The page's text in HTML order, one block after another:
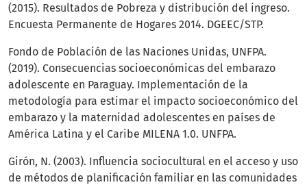
(2015). Resultados de Pobreza y distribución del ingreso.
Encuesta Permanente de Hogares 2014. DGEEC/STP.
Fondo de Población de las Naciones Unidas, UNFPA.
(2019). Consecuencias socioeconómicas del embarazo
adolescente en Paraguay. Implementación de la
metodología para estimar el impacto socioeconómico del
embarazo y la maternidad adolescentes en países de
América Latina y el Caribe MILENA 1.0. UNFPA.
Girón, N. (2003). Influencia sociocultural en el acceso y uso
de métodos de planificación familiar en las comunidades